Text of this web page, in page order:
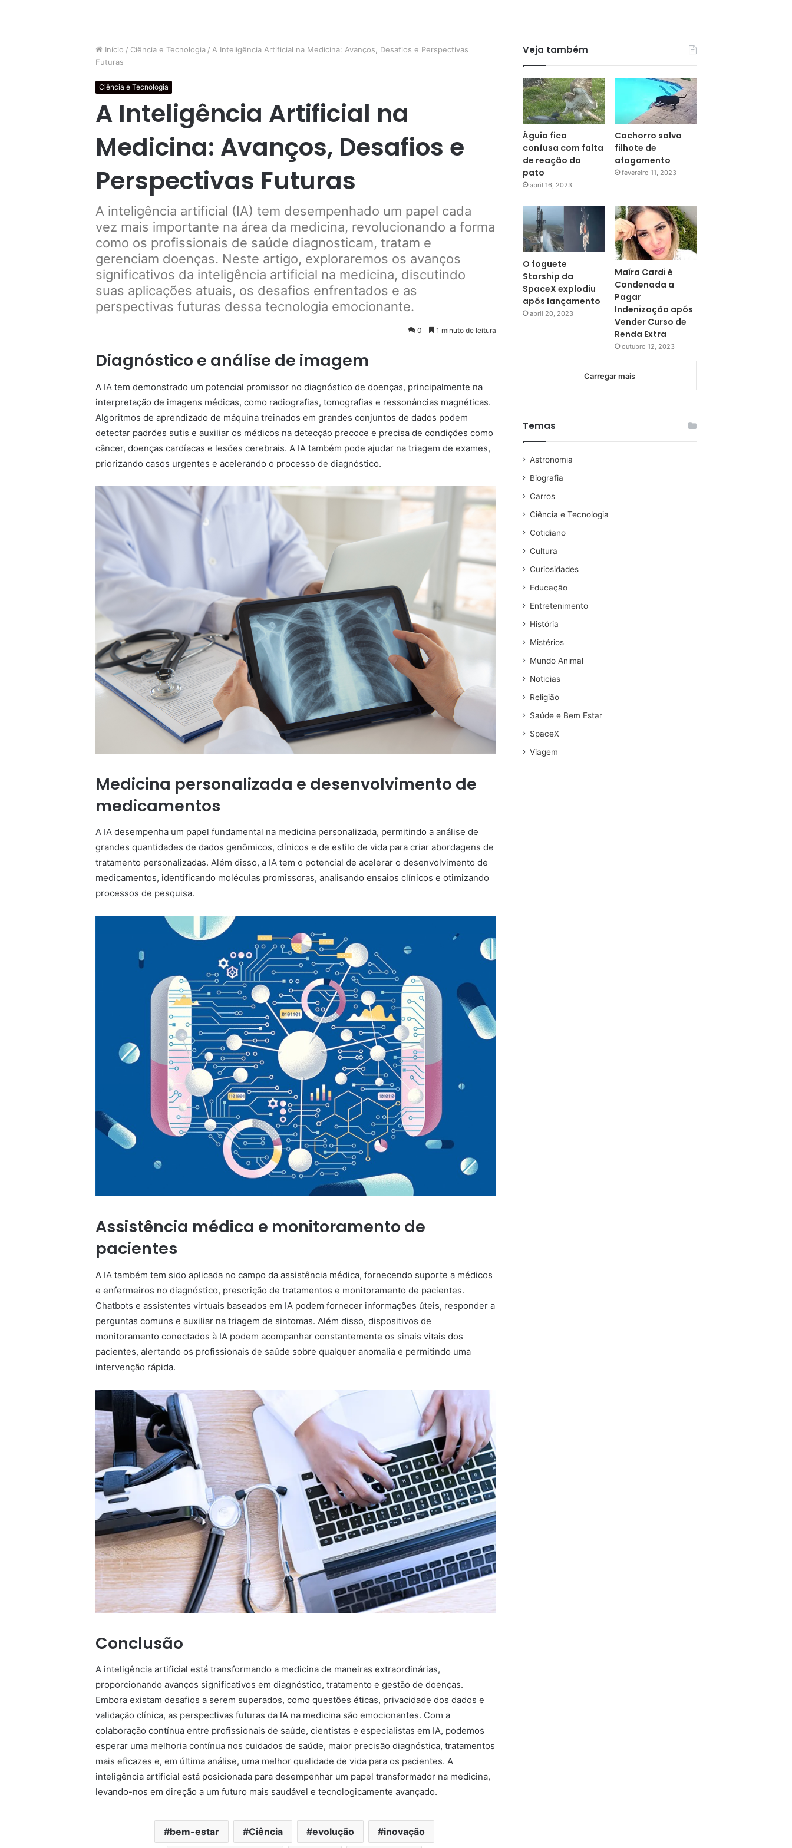
Início / Ciência e Tecnologia / A Inteligência Artificial na Medicina: Avanços, Desafios e Perspectivas
Futuras
Ciência e Tecnologia
A Inteligência Artificial na
Medicina: Avanços, Desafios e
Perspectivas Futuras
A inteligência artificial (IA) tem desempenhado um papel cada
vez mais importante na área da medicina, revolucionando a forma
como os profissionais de saúde diagnosticam, tratam e
gerenciam doenças. Neste artigo, exploraremos os avanços
significativos da inteligência artificial na medicina, discutindo
suas aplicações atuais, os desafios enfrentados e as
perspectivas futuras dessa tecnologia emocionante.
0 1 minuto de leitura
Diagnóstico e análise de imagem
A IA tem demonstrado um potencial promissor no diagnóstico de doenças, principalmente na
interpretação de imagens médicas, como radiografias, tomografias e ressonâncias magnéticas.
Algoritmos de aprendizado de máquina treinados em grandes conjuntos de dados podem
detectar padrões sutis e auxiliar os médicos na detecção precoce e precisa de condições como
câncer, doenças cardíacas e lesões cerebrais. A IA também pode ajudar na triagem de exames,
priorizando casos urgentes e acelerando o processo de diagnóstico.
Medicina personalizada e desenvolvimento de
medicamentos
A IA desempenha um papel fundamental na medicina personalizada, permitindo a análise de
grandes quantidades de dados genômicos, clínicos e de estilo de vida para criar abordagens de
tratamento personalizadas. Além disso, a IA tem o potencial de acelerar o desenvolvimento de
medicamentos, identificando moléculas promissoras, analisando ensaios clínicos e otimizando
processos de pesquisa.
Assistência médica e monitoramento de
pacientes
A IA também tem sido aplicada no campo da assistência médica, fornecendo suporte a médicos
e enfermeiros no diagnóstico, prescrição de tratamentos e monitoramento de pacientes.
Chatbots e assistentes virtuais baseados em IA podem fornecer informações úteis, responder a
perguntas comuns e auxiliar na triagem de sintomas. Além disso, dispositivos de
monitoramento conectados à IA podem acompanhar constantemente os sinais vitais dos
pacientes, alertando os profissionais de saúde sobre qualquer anomalia e permitindo uma
intervenção rápida.
Conclusão
A inteligência artificial está transformando a medicina de maneiras extraordinárias,
proporcionando avanços significativos em diagnóstico, tratamento e gestão de doenças.
Embora existam desafios a serem superados, como questões éticas, privacidade dos dados e
validação clínica, as perspectivas futuras da IA na medicina são emocionantes. Com a
colaboração contínua entre profissionais de saúde, cientistas e especialistas em IA, podemos
esperar uma melhoria contínua nos cuidados de saúde, maior precisão diagnóstica, tratamentos
mais eficazes e, em última análise, uma melhor qualidade de vida para os pacientes. A
inteligência artificial está posicionada para desempenhar um papel transformador na medicina,
levando-nos em direção a um futuro mais saudável e tecnologicamente avançado.
bem-estar Ciência evolução inovação
Veja também
Águia fica
confusa com falta
de reação do
pato
abril 16, 2023
Cachorro salva
filhote de
afogamento
fevereiro 11, 2023
O foguete
Starship da
SpaceX explodiu
após lançamento
abril 20, 2023
Maíra Cardi é
Condenada a
Pagar
Indenização após
Vender Curso de
Renda Extra
outubro 12, 2023
Carregar mais
Temas
Astronomia
Biografia
Carros
Ciência e Tecnologia
Cotidiano
Cultura
Curiosidades
Educação
Entretenimento
História
Mistérios
Mundo Animal
Noticias
Religião
Saúde e Bem Estar
SpaceX
Viagem